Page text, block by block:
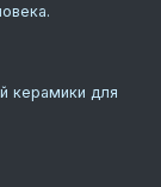
керамики для